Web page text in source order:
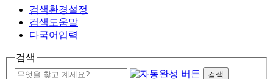
검색환경설정
검색도움말
다국어입력
검색
검색